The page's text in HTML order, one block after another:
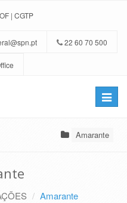
| CGTP
22 60 70 500
Toggle
Amarante
Amarante